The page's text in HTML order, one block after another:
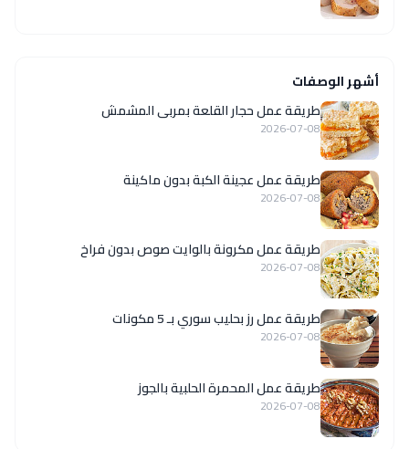
أشهر الوصفات
طريقة عمل حجار القلعة بمربى المشمش
2026-07-08
طريقة عمل عجينة الكبة بدون ماكينة
2026-07-08
طريقة عمل مكرونة بالوايت صوص بدون فراخ
2026-07-08
طريقة عمل رز بحليب سوري بـ 5 مكونات
2026-07-08
طريقة عمل المحمرة الحلبية بالجوز
2026-07-08